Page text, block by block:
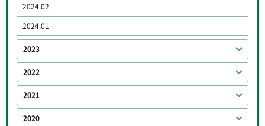
2024.02
2024.01
2023
2022
2021
2020